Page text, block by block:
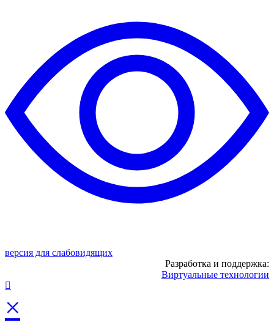
версия для слабовидящих
Разработка и поддержка:
Виртуальные технологии
×